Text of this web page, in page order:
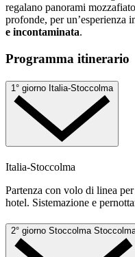
regalano panorami
profonde, per un’esperienza
e incontaminata.
Programma itinerario
1° giorno Italia-Stoccolma
Italia-Stoccolma
Partenza con volo di linea
hotel. Sistemazione e
2° giorno Stoccolma